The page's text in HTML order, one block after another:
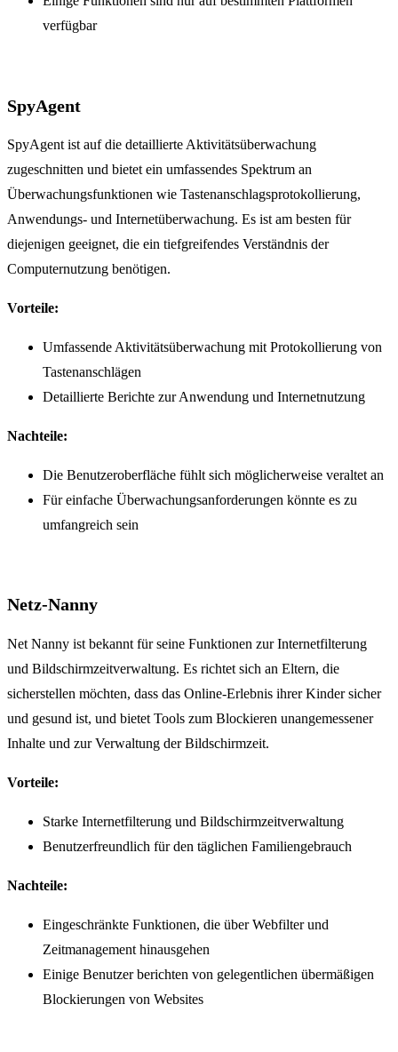
verfügbar
SpyAgent
SpyAgent ist auf die detaillierte Aktivitätsüberwachung
zugeschnitten und bietet ein umfassendes Spektrum an
Überwachungsfunktionen wie Tastenanschlagsprotokollierung,
Anwendungs- und Internetüberwachung. Es ist am besten für
diejenigen geeignet, die ein tiefgreifendes Verständnis der
Computernutzung benötigen.
Vorteile:
Umfassende Aktivitätsüberwachung mit Protokollierung von
Tastenanschlägen
Detaillierte Berichte zur Anwendung und Internetnutzung
Nachteile:
Die Benutzeroberfläche fühlt sich möglicherweise veraltet an
Für einfache Überwachungsanforderungen könnte es zu
umfangreich sein
Netz-Nanny
Net Nanny ist bekannt für seine Funktionen zur Internetfilterung
und Bildschirmzeitverwaltung. Es richtet sich an Eltern, die
sicherstellen möchten, dass das Online-Erlebnis ihrer Kinder sicher
und gesund ist, und bietet Tools zum Blockieren unangemessener
Inhalte und zur Verwaltung der Bildschirmzeit.
Vorteile:
Starke Internetfilterung und Bildschirmzeitverwaltung
Benutzerfreundlich für den täglichen Familiengebrauch
Nachteile:
Eingeschränkte Funktionen, die über Webfilter und
Zeitmanagement hinausgehen
Einige Benutzer berichten von gelegentlichen übermäßigen
Blockierungen von Websites